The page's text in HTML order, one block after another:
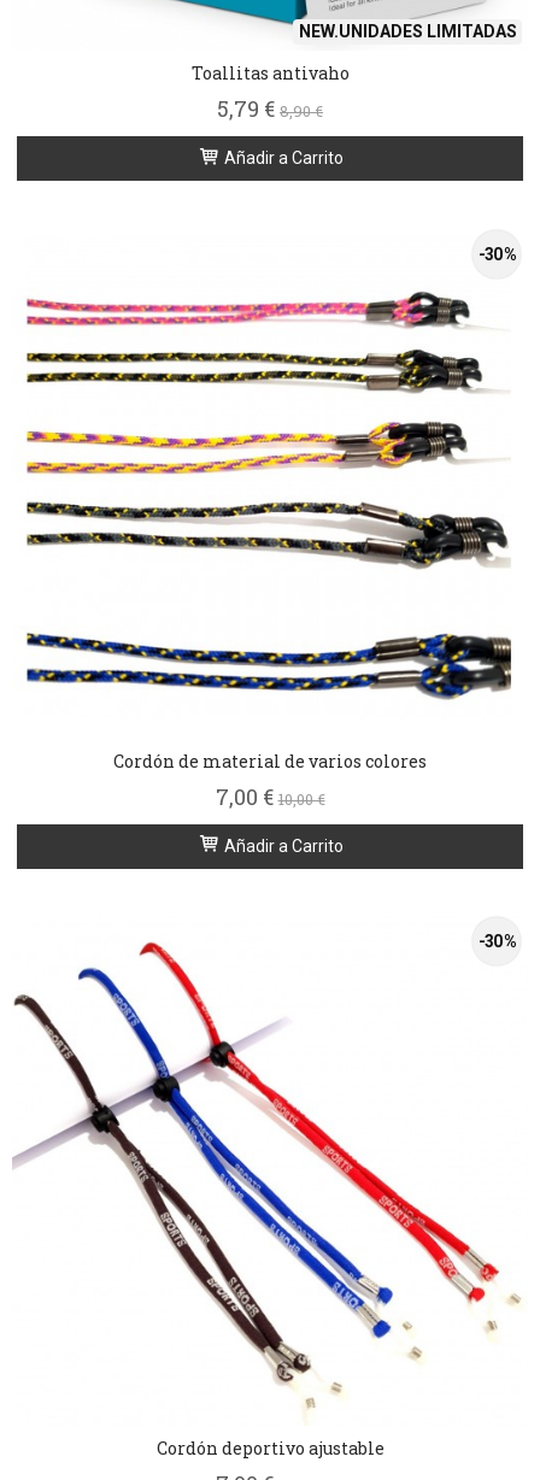
NEW.UNIDADES LIMITADAS
Toallitas antivaho
5,79 € 8,90 €
Añadir a Carrito
-30 %
Cordón de material de varios colores
7,00 €10,00 €
Añadir a Carrito
-30 %
Cordón deportivo ajustable